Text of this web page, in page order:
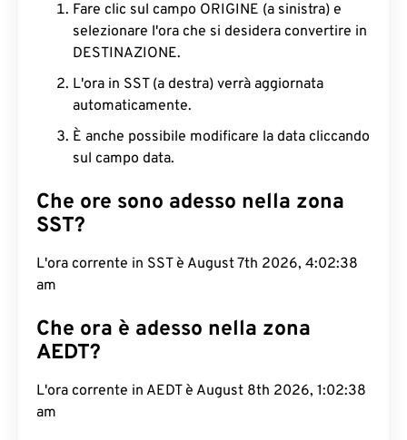
Fare clic sul campo ORIGINE (a sinistra) e
selezionare l'ora che si desidera convertire in
DESTINAZIONE.
L'ora in SST (a destra) verrà aggiornata
automaticamente.
È anche possibile modificare la data cliccando
sul campo data.
Che ore sono adesso nella zona
SST?
L'ora corrente in SST è August 7th 2026, 4:02:39
am
Che ora è adesso nella zona
AEDT?
L'ora corrente in AEDT è August 8th 2026, 1:02:39
am